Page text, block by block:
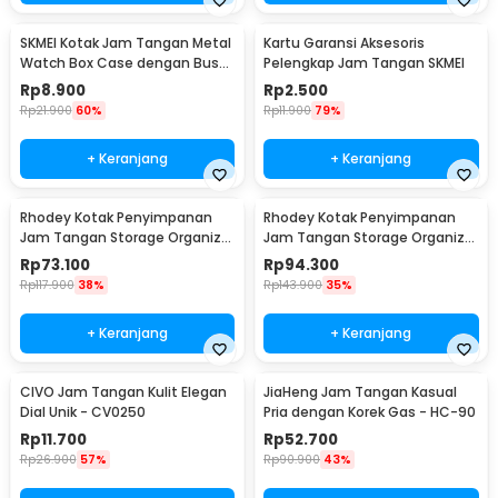
tampilannya tetap elegan dan bersih.
Kelengkapan Produk
Rincian yang Anda dapatkan untuk pembelian produk ini:
1 x Rhodey Kotak Display Jam Tangan Automatic Winding Watch
Box - SKW14
1 x Kabel USB DC
1 x Panduan Penggunaan
SKMEI Kotak Jam Tangan Metal
Watch Box Case dengan Busa
Pelindung
Rp8.900
Rp21.900 60%
+ Keranjang
Kartu Garansi Aksesoris
Pelengkap Jam Tangan SKMEI
Rp2.500
Rp11.900 79%
+ Keranjang
Rhodey Kotak Penyimpanan
Jam Tangan Storage Organizer
Watch Box 6 Slot - LS-006
Rp73.100
Rp117.900 38%
+ Keranjang
Rhodey Kotak Penyimpanan
Jam Tangan Storage Organizer
Luxury 12 Slot - Z-0003
Rp94.300
Rp143.900 35%
+ Keranjang
CIVO Jam Tangan Kulit Elegan
Dial Unik - CV0250
Rp11.700
Rp26.900 57%
JiaHeng Jam Tangan Kasual
Pria dengan Korek Gas - HC-90
Rp52.700
Rp90.900 43%